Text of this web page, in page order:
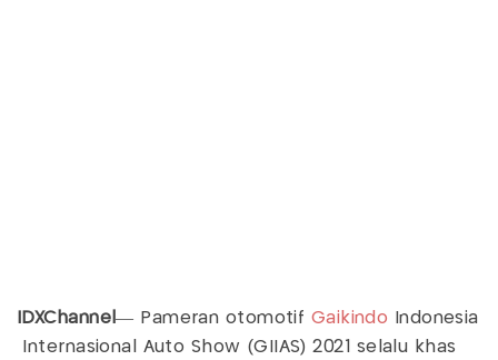
IDXChannel— Pameran otomotif Gaikindo Indonesia
Internasional Auto Show (GIIAS) 2021 selalu khas